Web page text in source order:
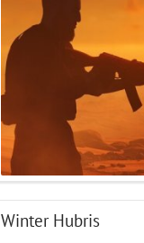
Winter Hubris